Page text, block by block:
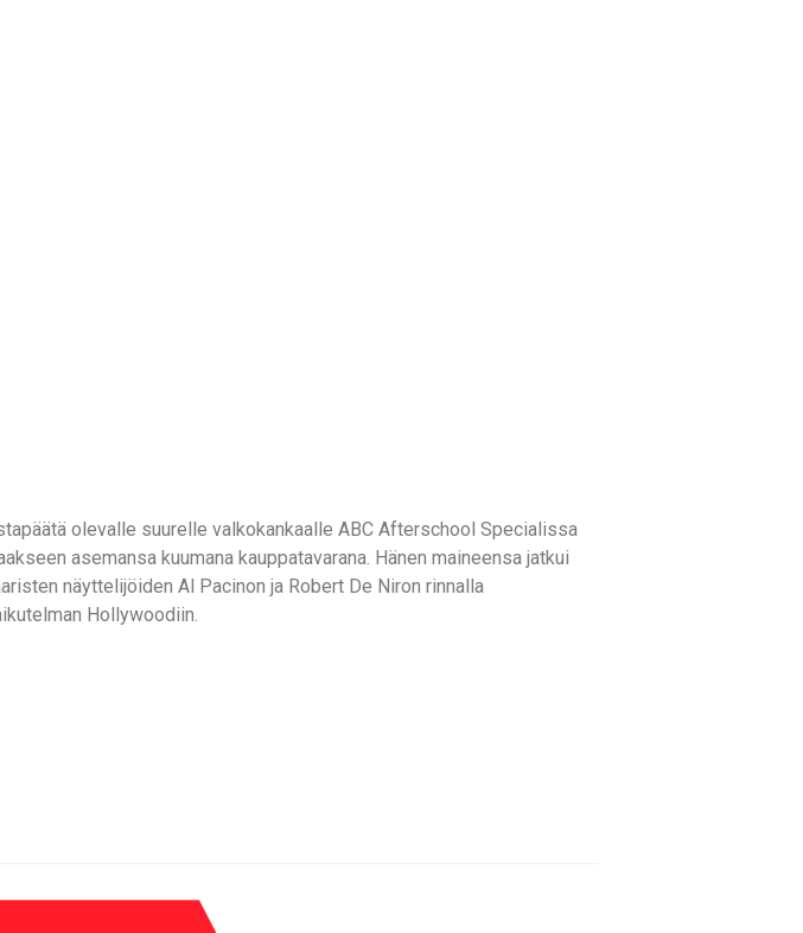
olevalle suurelle valkokankaalle ABC Afterschool Specialissa
asemansa kuumana kauppatavarana. Hänen maineensa jatkui
näyttelijöiden Al Pacinon ja Robert De Niron rinnalla
Hollywoodiin.